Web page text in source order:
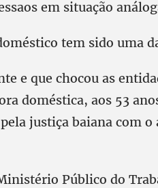
em situação
tem sido uma
e que chocou as
doméstica, aos 53
pela justiça baiana com
Público do